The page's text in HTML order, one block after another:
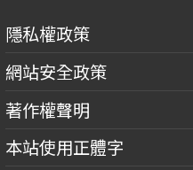
隱私權政策
網站安全政策
著作權聲明
本站使用正體字